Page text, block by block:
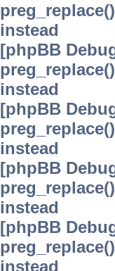
instead
[phpBB
instead
[phpBB
instead
[phpBB
instead
[phpBB
instead